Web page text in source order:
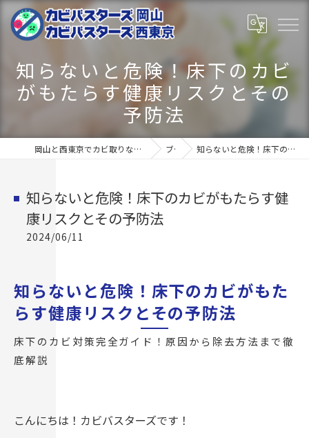
知らないと危険！床下のカビ
がもたらす健康リスクとその
予防法
岡山と西東京でカビ取りならカビバスターズ岡山･カビバスターズ西東京 ブログ 知らないと危険！床下のカビがもたらす健康リスクとその予防法
知らないと危険！床下のカビがもたらす健
康リスクとその予防法
2024/06/11
知らないと危険！床下のカビがもた
らす健康リスクとその予防法
床下のカビ対策完全ガイド！原因から除去方法まで徹
底解説
こんにちは！カビバスターズです！